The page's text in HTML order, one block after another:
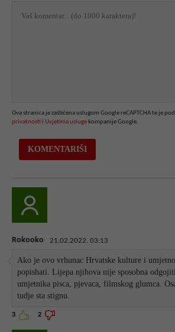
Ova stranica je zaštićena uslugom Google reCAPTCHA te je
privatnosti i Uvjetima usluge kompanije Google.
Rokooko 21.02.2022. 03:13
Ako je ovo vrhunac Hrvatske kulture i
popishati. Lijepa njihova nije sposobna
umjetnika pisca, pjevaca, filmskog glumca.
tudje sta stignu.
3 2